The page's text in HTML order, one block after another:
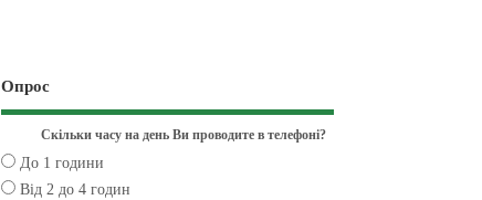
Опрос
Скільки часу на день Ви проводите в телефоні?
До 1 години
Від 2 до 4 годин